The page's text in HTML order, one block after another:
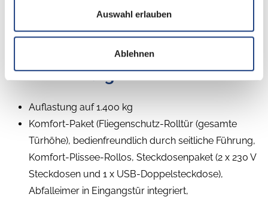
Auswahl erlauben
Ablehnen
Beschreibung
Auflastung auf 1.400 kg
Komfort-Paket (Fliegenschutz-Rolltür (gesamte
Türhöhe), bedienfreundlich durch seitliche Führung,
Komfort-Plissee-Rollos, Steckdosenpaket (2 x 230 V
Steckdosen und 1 x USB-Doppelsteckdose),
Abfalleimer in Eingangstür integriert,